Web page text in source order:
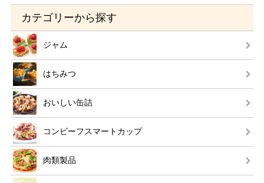
カテゴリーから探す
ジャム
はちみつ
おいしい缶詰
コンビーフスマートカップ
肉類製品